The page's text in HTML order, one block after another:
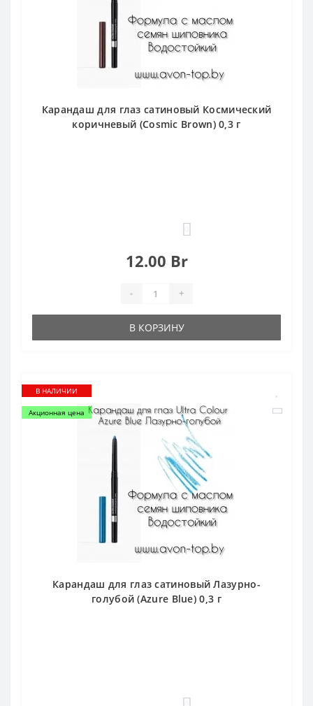
Карандаш для глаз сатиновый Космический
коричневый (Cosmic Brown) 0,3 г
12.00 Br
- +
В КОРЗИНУ
В НАЛИЧИИ
Акционная цена
Карандаш для глаз сатиновый Лазурно-
голубой (Azure Blue) 0,3 г